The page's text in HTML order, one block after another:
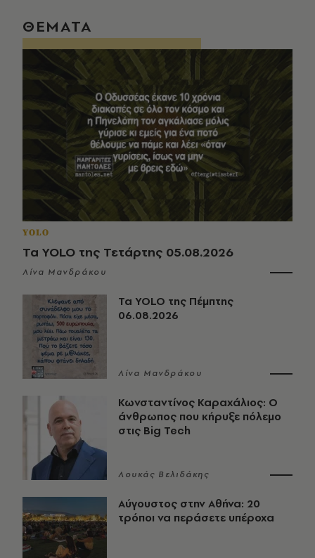
ΘΕΜΑΤΑ
YOLO
Τα YOLO της Τετάρτης 05.08.2026
Λίνα Μανδράκου
Τα YOLO της Πέμπτης
06.08.2026
Λίνα Μανδράκου
Κωνσταντίνος Καραχάλιος: Ο
άνθρωπος που κήρυξε πόλεμο
στις Big Tech
Λουκάς Βελιδάκης
Αύγουστος στην Αθήνα: 20
τρόποι να περάσετε υπέροχα